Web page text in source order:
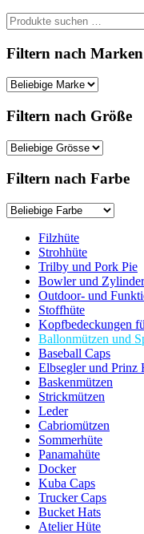
Suchen
nach:
Filtern nach Marken
Filtern nach Größe
Filtern nach Farbe
Filzhüte
Strohhüte
Trilby und Pork Pie
Bowler und Zylinder
Outdoor- und
Stoffhüte
Kopfbedeckungen
Ballonmützen und
Baseball Caps
Elbsegler und Prinz
Baskenmützen
Strickmützen
Leder
Cabriomützen
Sommerhüte
Panamahüte
Docker
Kuba Caps
Trucker Caps
Bucket Hats
Atelier Hüte